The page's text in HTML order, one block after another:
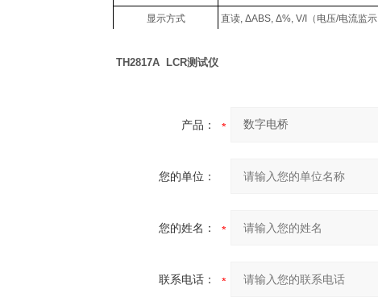
显示方式 直读, ΔABS, Δ%, V/I（ 电压/电流监示
TH2817A LCR测试仪
产品：
您的单位：
您的姓名：
联系电话：